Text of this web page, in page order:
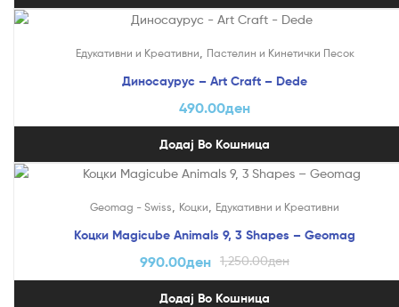
Едукативни и Креативни Пастелин и Кинетички Песок
Диносаурус – Art Craft – Dede
490.00ден
Додај Во Кошница
Geomag - Swiss Коцки Едукативни и Креативни
Коцки Magicube Animals 9, 3 Shapes – Geomag
1,250.00ден
990.00ден
Додај Во Кошница